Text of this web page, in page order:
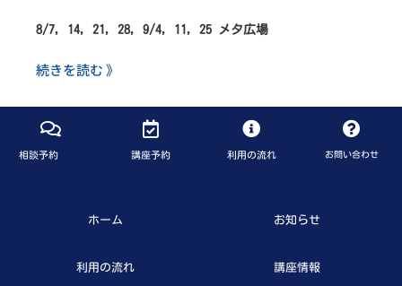
8/7, 14, 21, 28, 9/4, 11, 25 メタ広場
続きを読む 》
相談予約 講座予約 利用の流れ お問い合わせ
ホーム お知らせ
利用の流れ 講座情報